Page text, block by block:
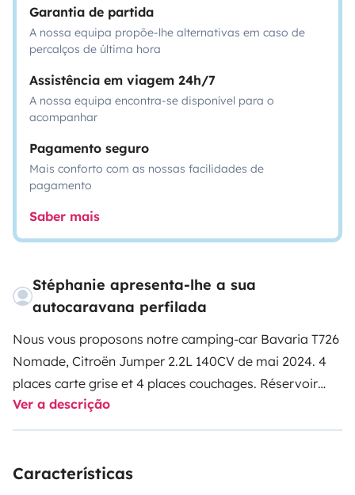
Garantia de partida
A nossa equipa propõe-lhe alternativas em caso de
percalços de última hora
Assistência em viagem 24h/7
A nossa equipa encontra-se disponível para o
acompanhar
Pagamento seguro
Mais conforto com as nossas facilidades de
pagamento
Saber mais
Stéphanie apresenta-lhe a sua
autocaravana perfilada
Nous vous proposons notre camping-car Bavaria T726
Nomade, Citroën Jumper 2.2L 140CV de mai 2024. 4
places carte grise et 4 places couchages. Réservoir
eau propre 130L - réservoir eau usée 90L. Il est tout
équipé : vaisselle, poêles, casseroles, réfrigérateur +
grand lit central de 150×190 - protège matelas et
Ver a descrição
Características